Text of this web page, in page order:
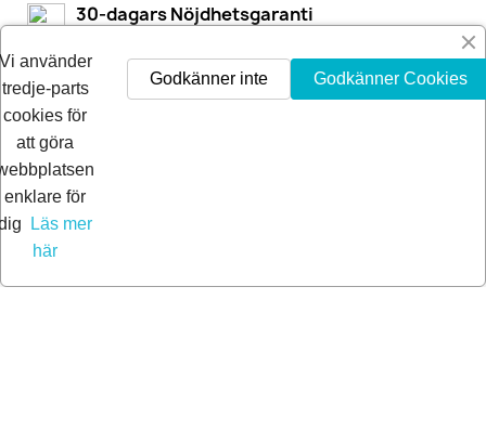
30-dagars Nöjdhetsgaranti
© 2026 Extra Pro
använder
tredje-parts
cookies för
att göra
enklare för
Läs mer
här
Godkänner Cookies
Godkänner inte